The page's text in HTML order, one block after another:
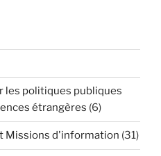
les politiques publiques
étrangères (6)
Missions d'information (31)